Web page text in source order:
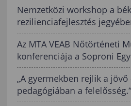
Nemzetközi workshop a
rezilienciafejlesztés
Az MTA VEAB Nőtörténeti
konferenciája a Soproni
„A gyermekben rejlik a jövő
pedagógiában a felelősség.”